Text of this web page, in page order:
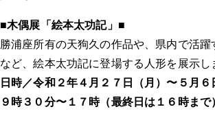
■木偶展「絵本太功記」■
勝浦座所有の天狗久の作品や、県内で活躍
など、絵本太功記に登場する人形を展示し
日時／令和２年４月２７日（月）〜５月６
９時３０分〜１７時（最終日は１６時まで